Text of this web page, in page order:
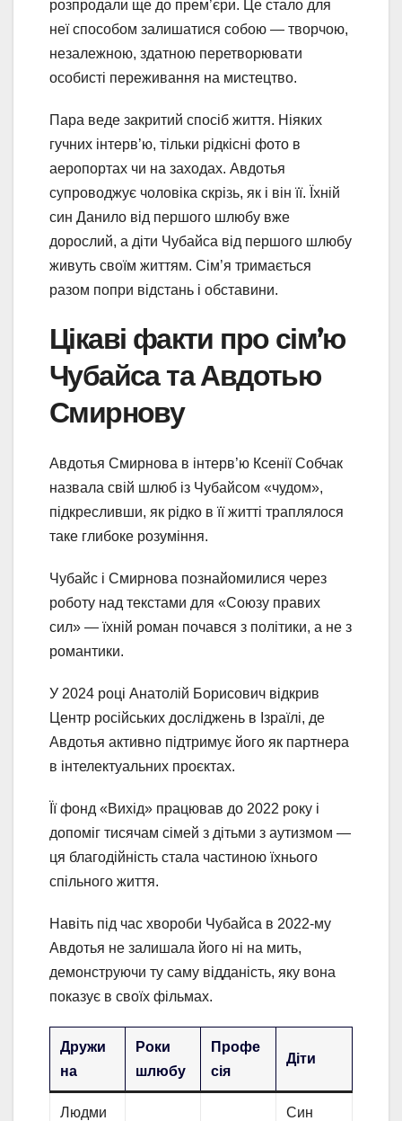
розпродали ще до прем’єри. Це стало для
неї способом залишатися собою — творчою,
незалежною, здатною перетворювати
особисті переживання на мистецтво.
Пара веде закритий спосіб життя. Ніяких
гучних інтерв’ю, тільки рідкісні фото в
аеропортах чи на заходах. Авдотья
супроводжує чоловіка скрізь, як і він її. Їхній
син Данило від першого шлюбу вже
дорослий, а діти Чубайса від першого шлюбу
живуть своїм життям. Сім’я тримається
разом попри відстань і обставини.
Цікаві факти про сім’ю
Чубайса та Авдотью
Смирнову
Авдотья Смирнова в інтерв’ю Ксенії Собчак
назвала свій шлюб із Чубайсом «чудом»,
підкресливши, як рідко в її житті траплялося
таке глибоке розуміння.
Чубайс і Смирнова познайомилися через
роботу над текстами для «Союзу правих
сил» — їхній роман почався з політики, а не з
романтики.
У 2024 році Анатолій Борисович відкрив
Центр російських досліджень в Ізраїлі, де
Авдотья активно підтримує його як партнера
в інтелектуальних проєктах.
Її фонд «Вихід» працював до 2022 року і
допоміг тисячам сімей з дітьми з аутизмом —
ця благодійність стала частиною їхнього
спільного життя.
Навіть під час хвороби Чубайса в 2022-му
Авдотья не залишала його ні на мить,
демонструючи ту саму відданість, яку вона
показує в своїх фільмах.
Дружи
на
Роки
шлюбу
Профе
сія
Діти
Людми
Син